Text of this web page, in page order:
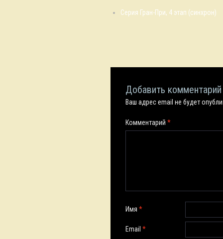
Серия Гран-При, 4 этап (синхрон)
Добавить комментарий
Ваш адрес email не будет
Комментарий *
Имя *
Email *